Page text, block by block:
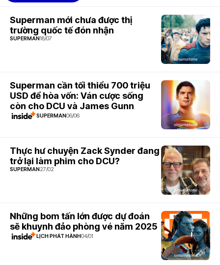
7
8
của
Harley
Quinn
9
binh 1984
18 Tháng
12, 2020
10
của Zack
Snyder
18 Tháng
19 Tháng 11,
2021
Black
Superman mới chưa được thị
trường quốc tế đón nhận
SUPERMAN18/07
Superman cần tối thiểu 700 triệu
USD để hòa vốn: Ván cược sống
còn cho DCU và James Gunn
SUPERMAN06/06
Thực hư chuyện Zack Synder đang
trở lại làm phim cho DCU?
SUPERMAN27/02
Những bom tấn lớn được dự đoán
sẽ khuynh đảo phòng vé năm 2025
LỊCH PHÁT HÀNH04/01